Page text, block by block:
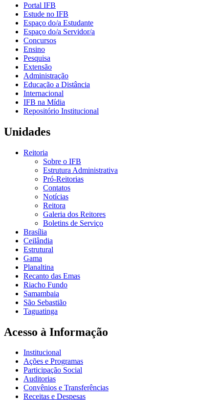
Portal IFB
Estude no IFB
Espaço do/a Estudante
Espaço do/a Servidor/a
Concursos
Ensino
Pesquisa
Extensão
Administração
Educação a Distância
Internacional
IFB na Mídia
Repositório Institucional
Unidades
Reitoria
Sobre o IFB
Estrutura Administrativa
Pró-Reitorias
Contatos
Notícias
Reitora
Galeria dos Reitores
Boletins de Serviço
Brasília
Ceilândia
Estrutural
Gama
Planaltina
Recanto das Emas
Riacho Fundo
Samambaia
São Sebastião
Taguatinga
Acesso à Informação
Institucional
Ações e Programas
Participação Social
Auditorias
Convênios e Transferências
Receitas e Despesas